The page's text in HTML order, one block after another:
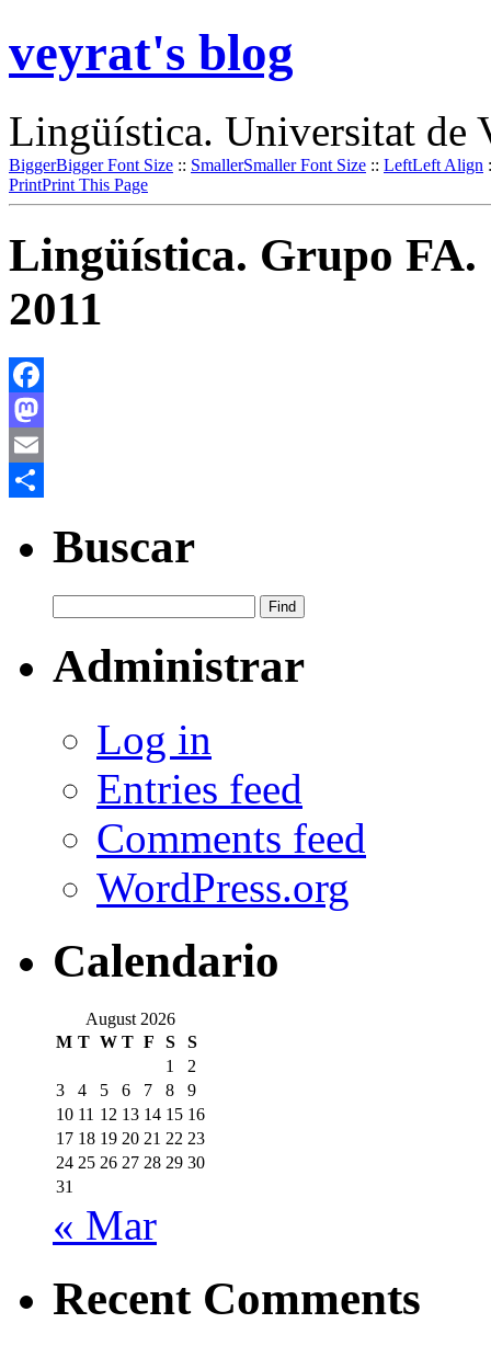
veyrat's blog
Lingüística. Universitat de
BiggerBigger Font Size :: SmallerSmaller Font Size :: LeftLeft Align
PrintPrint This Page
Lingüística. Grupo
2011
Facebook
Mastodon
Email
Buscar
Administrar
Log in
Entries feed
Comments feed
WordPress.org
Calendario
August 2026
M T W T F S
S
1
2
3
4 5 6 7 8
9
10 11 12 13 14 15 16
17 18 19 20 21 22 23
24 25 26 27 28 29 30
31
« Mar
Recent Comments